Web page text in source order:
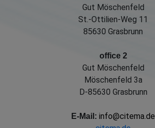
Gut Möschenfeld
St.-Ottilien-Weg 11
85630 Grasbrunn
office 2
Gut Möschenfeld
Möschenfeld 3a
D-85630 Grasbrunn
E-Mail: info@citema.de